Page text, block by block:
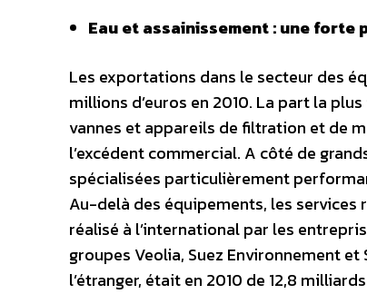
Eau et assainissement : une forte
Les exportations dans le secteur des
millions d’euros en 2010. La part la
vannes et appareils de filtration et de
l’excédent commercial. A côté de
spécialisées particulièrement
Au-delà des équipements, les
réalisé à l’international par les
groupes Veolia, Suez Environnement
l’étranger, était en 2010 de 12,8